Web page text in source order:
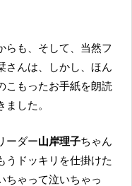
さんは、しかし、ほん
こもったお手紙を朗読
した。
ーダー山岸理子ちゃん
うドッキリを仕掛けた
ちゃって泣いちゃっ